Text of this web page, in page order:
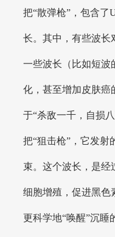
把“散弹枪”，包含
长。其中，有些波长
一些波长（比如短波
化，甚至增加皮肤癌
于“杀敌一千，自损
把“狙击枪”，它发射
束。这个波长，是经
细胞增殖，促进黑色
更科学地“唤醒”沉睡